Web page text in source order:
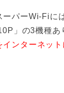
ーパーWi-Fiに
」の3機種
インターネッ